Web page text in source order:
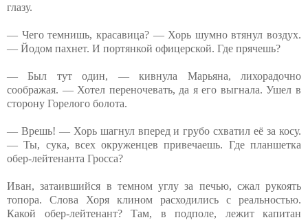
глазу.
— Чего темнишь, красавица? — Хорь шумно втянул воздух.
— Йодом пахнет. И портянкой офицерской. Где прячешь?
— Был тут один, — кивнула Марьяна, лихорадочно
соображая. — Хотел переночевать, да я его выгнала. Ушел в
сторону Горелого болота.
— Врешь! — Хорь шагнул вперед и грубо схватил её за косу.
— Ты, сука, всех окруженцев привечаешь. Где планшетка
обер-лейтенанта Гросса?
Иван, затаившийся в темном углу за печью, сжал рукоять
топора. Слова Хоря клином расходились с реальностью.
Какой обер-лейтенант? Там, в подполе, лежит капитан